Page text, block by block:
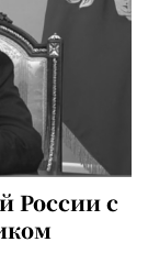
России с